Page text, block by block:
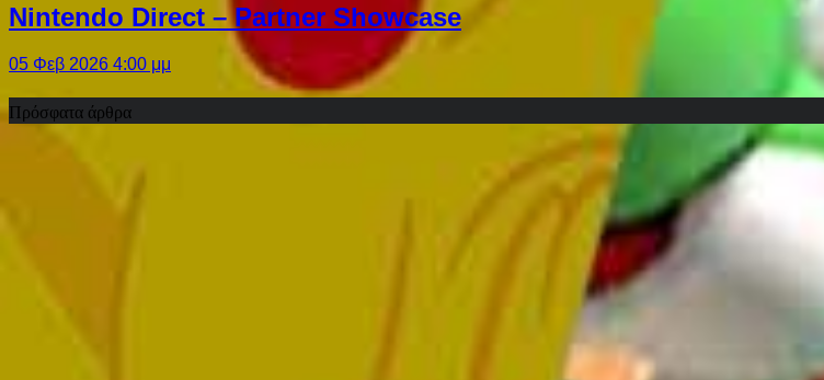
Nintendo Direct – Partner Showcase
05 Φεβ 2026 4:00 μμ
Πρόσφατα άρθρα